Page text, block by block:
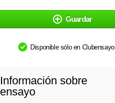
Guardar
Disponible sólo en
Información sobre
ensayo